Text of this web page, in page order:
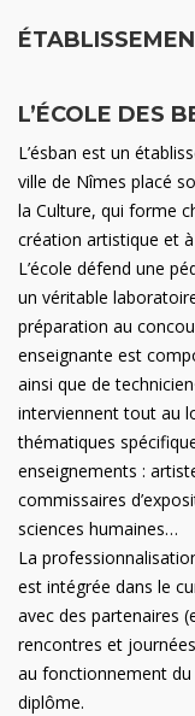
L’ÉCOLE DES
L’ésban est un
ville de Nîmes placé
la Culture, qui forme
création artistique et
L’école défend une
un véritable
préparation au
enseignante est
ainsi que de
interviennent tout au
thématiques
enseignements :
commissaires
sciences humaines…
La
est intégrée dans le
avec des partenaires
rencontres et
au fonctionnement du
diplôme.